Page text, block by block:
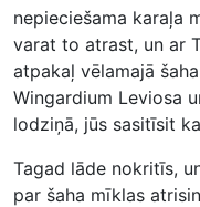
nepieciešama karaļa
varat to atrast, un ar
atpakaļ vēlamajā
Wingardium Leviosa
lodziņā, jūs sasitīsit
Tagad lāde nokritīs,
par šaha mīklas